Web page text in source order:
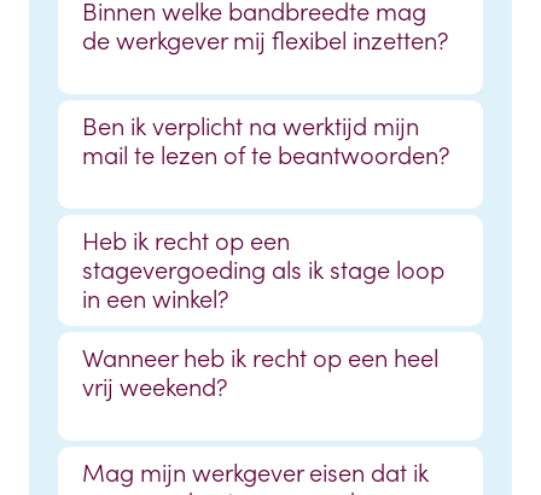
Binnen welke bandbreedte mag
de werkgever mij flexibel inzetten?
Ben ik verplicht na werktijd mijn
mail te lezen of te beantwoorden?
Heb ik recht op een
stagevergoeding als ik stage loop
in een winkel?
Wanneer heb ik recht op een heel
vrij weekend?
Mag mijn werkgever eisen dat ik